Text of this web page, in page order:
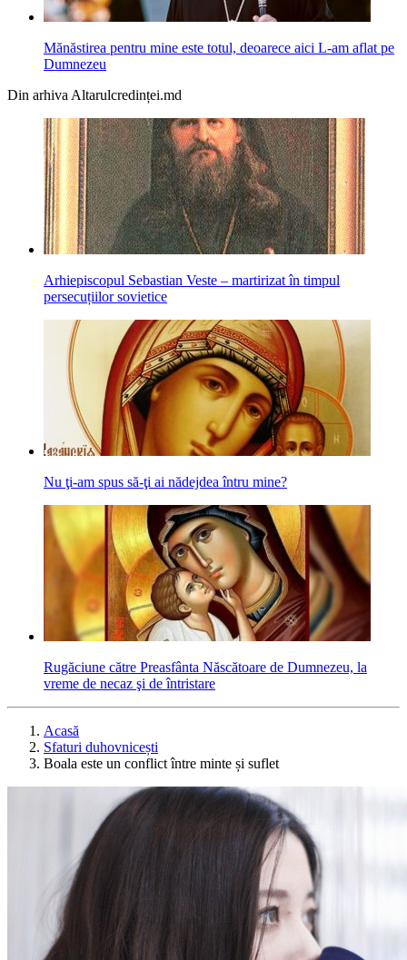
Mănăstirea pentru mine este totul, deoarece aici L-am aflat pe
Dumnezeu
Din arhiva Altarulcredinței.md
Arhiepiscopul Sebastian Veste – martirizat în timpul
persecuțiilor sovietice
Nu ţi-am spus să-ţi ai nădejdea întru mine?
Rugăciune către Preasfânta Născătoare de Dumnezeu, la
vreme de necaz şi de întristare
Acasă
Sfaturi duhovnicești
Boala este un conflict între minte și suflet